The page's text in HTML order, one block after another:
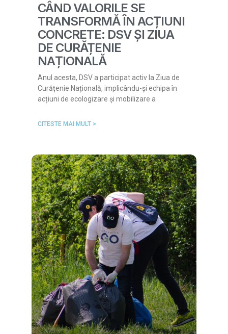
CÂND VALORILE SE
TRANSFORMĂ ÎN ACȚIUNI
CONCRETE: DSV ȘI ZIUA
DE CURĂȚENIE
NAȚIONALĂ
Anul acesta, DSV a participat activ la Ziua de
Curățenie Națională, implicându-și echipa în
acțiuni de ecologizare și mobilizare a
CITESTE MAI MULT >